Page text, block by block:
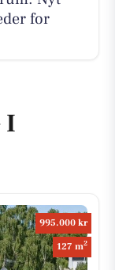
for
I
995.000 kr
127 m2